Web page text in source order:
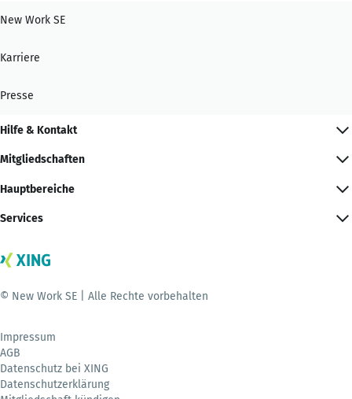
New Work SE
Karriere
Presse
Hilfe & Kontakt
Mitgliedschaften
Hauptbereiche
Services
© New Work SE | Alle Rechte vorbehalten
Impressum
AGB
Datenschutz bei XING
Datenschutzerklärung